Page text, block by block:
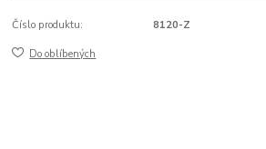
Číslo produktu: 8120-Z
Do oblíbených